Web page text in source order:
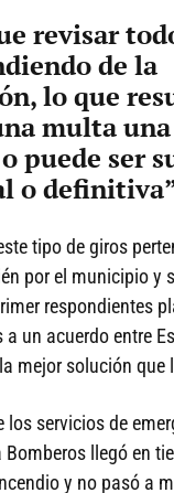
revisar
de la
lo que
multa
puede ser
o
tipo de giros
por el municipio y
respondientes
un acuerdo entre
mejor solución que
los servicios de
llegó en
y no pasó a